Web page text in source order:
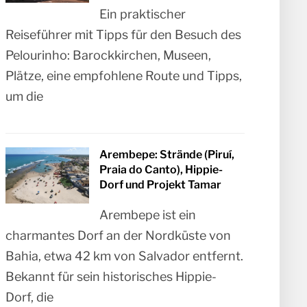
Ein praktischer
Reiseführer mit Tipps für den Besuch des
Pelourinho: Barockkirchen, Museen,
Plätze, eine empfohlene Route und Tipps,
um die
Arembepe: Strände (Piruí,
Praia do Canto), Hippie-
Dorf und Projekt Tamar
Arembepe ist ein
charmantes Dorf an der Nordküste von
Bahia, etwa 42 km von Salvador entfernt.
Bekannt für sein historisches Hippie-
Dorf, die